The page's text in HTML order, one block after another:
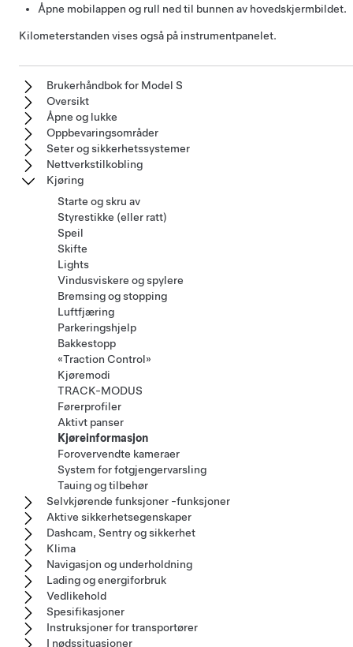
Åpne mobilappen og rull ned til bunnen av hovedskjermbildet.
Kilometerstanden vises også på instrumentpanelet.
Brukerhåndbok for Model S
Oversikt
Åpne og lukke
Oppbevaringsområder
Seter og sikkerhetssystemer
Nettverkstilkobling
Kjøring
Starte og skru av
Styrestikke (eller ratt)
Speil
Skifte
Lights
Vindusviskere og spylere
Bremsing og stopping
Luftfjæring
Parkeringshjelp
Bakkestopp
«Traction Control»
Kjøremodi
TRACK-MODUS
Førerprofiler
Aktivt panser
Kjøreinformasjon
Forovervendte kameraer
System for fotgjengervarsling
Tauing og tilbehør
Selvkjørende funksjoner -funksjoner
Aktive sikkerhetsegenskaper
Dashcam, Sentry og sikkerhet
Klima
Navigasjon og underholdning
Lading og energiforbruk
Vedlikehold
Spesifikasjoner
Instruksjoner for transportører
I nødssituasjoner